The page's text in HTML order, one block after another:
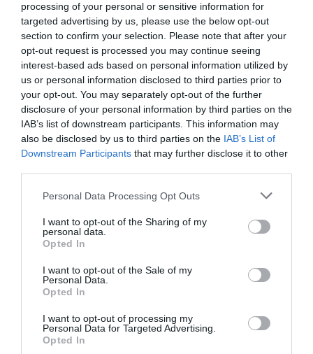
processing of your personal or sensitive information for
targeted advertising by us, please use the below opt-out
section to confirm your selection. Please note that after your
opt-out request is processed you may continue seeing
interest-based ads based on personal information utilized by
us or personal information disclosed to third parties prior to
your opt-out. You may separately opt-out of the further
disclosure of your personal information by third parties on the
IAB’s list of downstream participants. This information may
also be disclosed by us to third parties on the IAB’s List of
Downstream Participants that may further disclose it to other
Please note that this website/app uses one or more Google
not limited to your visit or usage behaviour. You may click to
grant or deny consent to Google and its third-party tags to
use your data for below specified purposes in below Google
consent section.
Personal Data Processing Opt Outs
I want to opt-out of the Sharing of my
personal data.
Opted In
I want to opt-out of the Sale of my
Personal Data.
Opted In
I want to opt-out of processing my
Personal Data for Targeted Advertising.
Opted In
ΖητήστεΤο Ραντεβού Σας
Εαν έχετε κάποιο πρόβλημα που χρήζει άμεσης προσοχής,
καλέστε μας οποιδήποτε στιγμή.
Μπορούμε να σας βοηθήσουμε.
ΚΡΑΤΗΣΗ
Μονής Πετράκη 5 Κολωνάκι - 11521 Ελλάδα